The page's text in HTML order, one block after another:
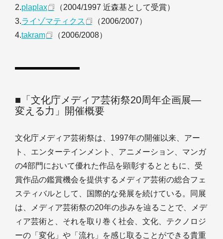
2.plaplax
（2004/1997 近森基として受賞）
3.ライゾマティクス
（2006/2007）
4.takram （2006/2008）
■「文化庁メディア芸術祭20周年企画展―
変える力」開催概要
文化庁メディア芸術祭は、1997年の開催以来、アー
ト、エンターテインメント、アニメーション、マンガ
の4部門において優れた作品を顕彰するとともに、受
賞作品の鑑賞機会を提供するメディア芸術の総合フェ
スティバルとして、国際的な発展を続けている。同展
は、メディア芸術祭の20年の歩みを辿ることで、メデ
ィア芸術と、それを取り巻く社会、文化、テクノロジ
ーの「変化」や「流れ」を感じ取ることができる貴重